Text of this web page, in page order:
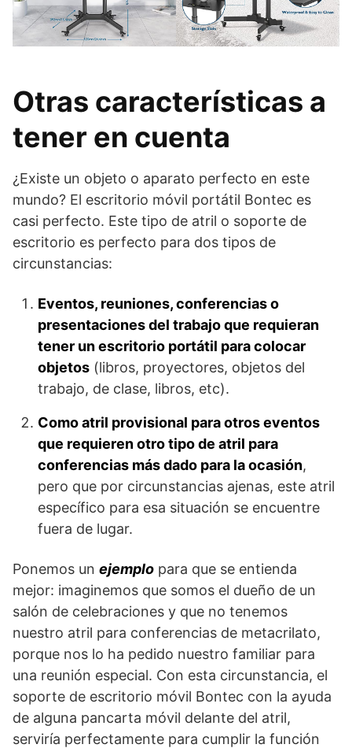
Otras características a
tener en cuenta
¿Existe un objeto o aparato perfecto en este
mundo? El escritorio móvil portátil Bontec es
casi perfecto. Este tipo de atril o soporte de
escritorio es perfecto para dos tipos de
circunstancias:
Eventos, reuniones, conferencias o
presentaciones del trabajo que requieran
tener un escritorio portátil para colocar
objetos (libros, proyectores, objetos del
trabajo, de clase, libros, etc).
Como atril provisional para otros eventos
que requieren otro tipo de atril para
conferencias más dado para la ocasión,
pero que por circunstancias ajenas, este atril
específico para esa situación se encuentre
fuera de lugar.
Ponemos un ejemplo para que se entienda
mejor: imaginemos que somos el dueño de un
salón de celebraciones y que no tenemos
nuestro atril para conferencias de metacrilato,
porque nos lo ha pedido nuestro familiar para
una reunión especial. Con esta circunstancia, el
soporte de escritorio móvil Bontec con la ayuda
de alguna pancarta móvil delante del atril,
serviría perfectamente para cumplir la función